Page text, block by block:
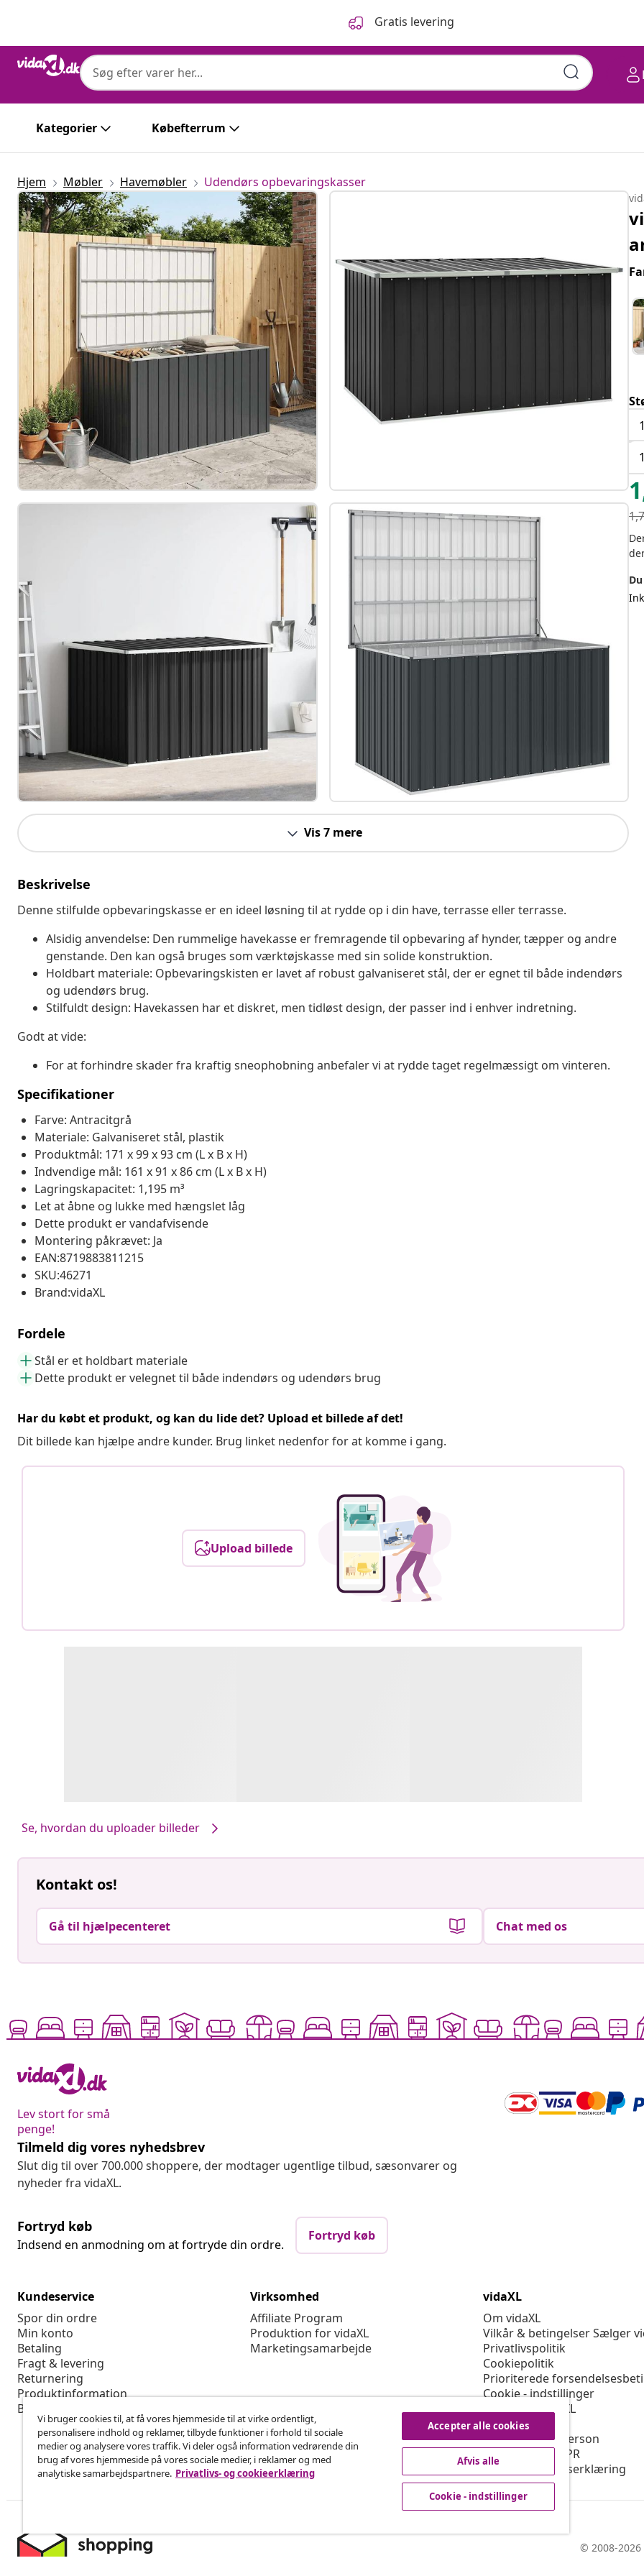
Gratis levering
Kategorier Købefterrum
Hjem Møbler Havemøbler Udendørs opbevaringskasser
Vis 7 mere
Beskrivelse
Denne stilfulde opbevaringskasse er en ideel løsning til at rydde op i din have, terrasse eller terrasse.
Alsidig anvendelse: Den rummelige havekasse er fremragende til opbevaring af hynder, tæpper og andre
genstande. Den kan også bruges som værktøjskasse med sin solide konstruktion.
Holdbart materiale: Opbevaringskisten er lavet af robust galvaniseret stål, der er egnet til både indendørs
og udendørs brug.
Stilfuldt design: Havekassen har et diskret, men tidløst design, der passer ind i enhver indretning.
Godt at vide:
For at forhindre skader fra kraftig sneophobning anbefaler vi at rydde taget regelmæssigt om vinteren.
Specifikationer
Farve: Antracitgrå
Materiale: Galvaniseret stål, plastik
Produktmål: 171 x 99 x 93 cm (L x B x H)
Indvendige mål: 161 x 91 x 86 cm (L x B x H)
Lagringskapacitet: 1,195 m³
Let at åbne og lukke med hængslet låg
Dette produkt er vandafvisende
Montering påkrævet: Ja
EAN:8719883811215
SKU:46271
Brand:vidaXL
Fordele
Stål er et holdbart materiale
Dette produkt er velegnet til både indendørs og udendørs brug
Har du købt et produkt, og kan du lide det? Upload et billede af det!
Dit billede kan hjælpe andre kunder. Brug linket nedenfor for at komme i gang.
Upload billede
Se, hvordan du uploader billeder
Kontakt os!
Gå til hjælpecenteret Chat med os
Lev stort for små
penge!
Tilmeld dig vores nyhedsbrev
Slut dig til over 700.000 shoppere, der modtager ugentlige tilbud, sæsonvarer og
nyheder fra vidaXL.
Fortryd køb
Indsend en anmodning om at fortryde din ordre.
Fortryd køb
Kundeservice
Spor din ordre
Min konto
Betaling
Fragt & levering
Returnering
Produktinformation
Bestilling
Virksomhed
Affiliate Program
Produktion for vidaXL
Marketingsamarbejde
vidaXL
Om vidaXL
Vilkår & betingelser Sælger
Privatlivspolitik
Cookiepolitik
Prioriterede
Cookie - indstillinger
Arbejd for vidaXL
Sikkerhed
EU-ansvarlige person
Politikken for EPR
Tilgængelighedserklæring
© 2008-
Vi bruger cookies til, at få vores hjemmeside til at virke ordentligt,
personalisere indhold og reklamer, tilbyde funktioner i forhold til sociale
medier og analysere vores traffik. Vi deler også information vedrørende din
brug af vores hjemmeside på vores sociale medier, i reklamer og med
analytiske samarbejdspartnere. Privatlivs- og cookieerklæring
Accepter alle cookies
Afvis alle
Cookie - indstillinger